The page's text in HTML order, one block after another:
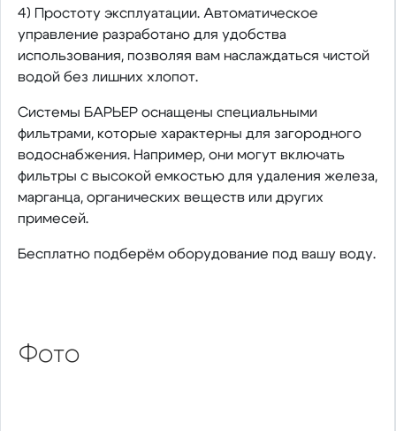
4) Простоту эксплуатации. Автоматическое
управление разработано для удобства
использования, позволяя вам наслаждаться чистой
водой без лишних хлопот.
Системы БАРЬЕР оснащены специальными
фильтрами, которые характерны для загородного
водоснабжения. Например, они могут включать
фильтры с высокой емкостью для удаления железа,
марганца, органических веществ или других
примесей.
Бесплатно подберём оборудование под вашу воду.
Фото